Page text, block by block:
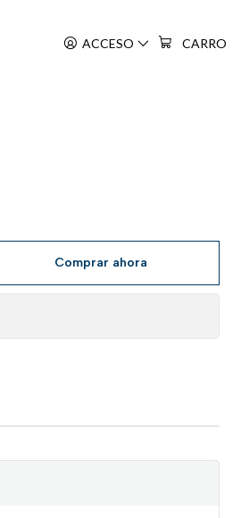
ACCESO CARRO
Comprar ahora